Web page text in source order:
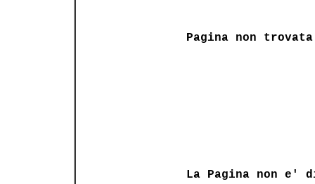
Pagina non trovata
La Pagina non e'